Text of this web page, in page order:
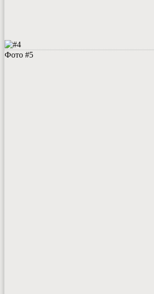
Фото #5